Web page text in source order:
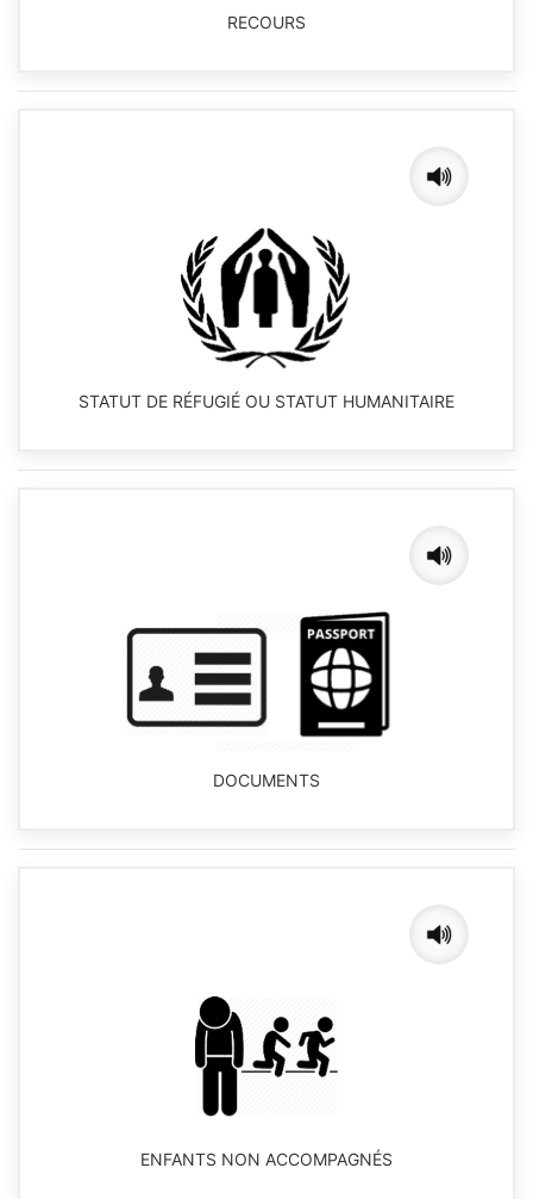
RECOURS
STATUT DE RÉFUGIÉ OU STATUT HUMANITAIRE
DOCUMENTS
ENFANTS NON ACCOMPAGNÉS